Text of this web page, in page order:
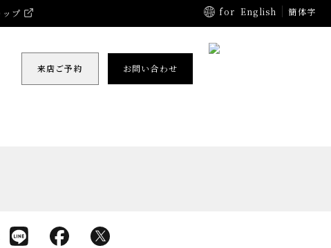
ップ for English 簡体字
来店ご予約 お問い合わせ